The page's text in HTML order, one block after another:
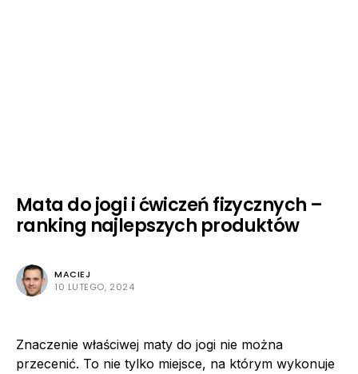
Mata do jogi i ćwiczeń fizycznych –
ranking najlepszych produktów
MACIEJ
10 LUTEGO, 2024
Znaczenie właściwej maty do jogi nie można
przecenić. To nie tylko miejsce, na którym wykonuje